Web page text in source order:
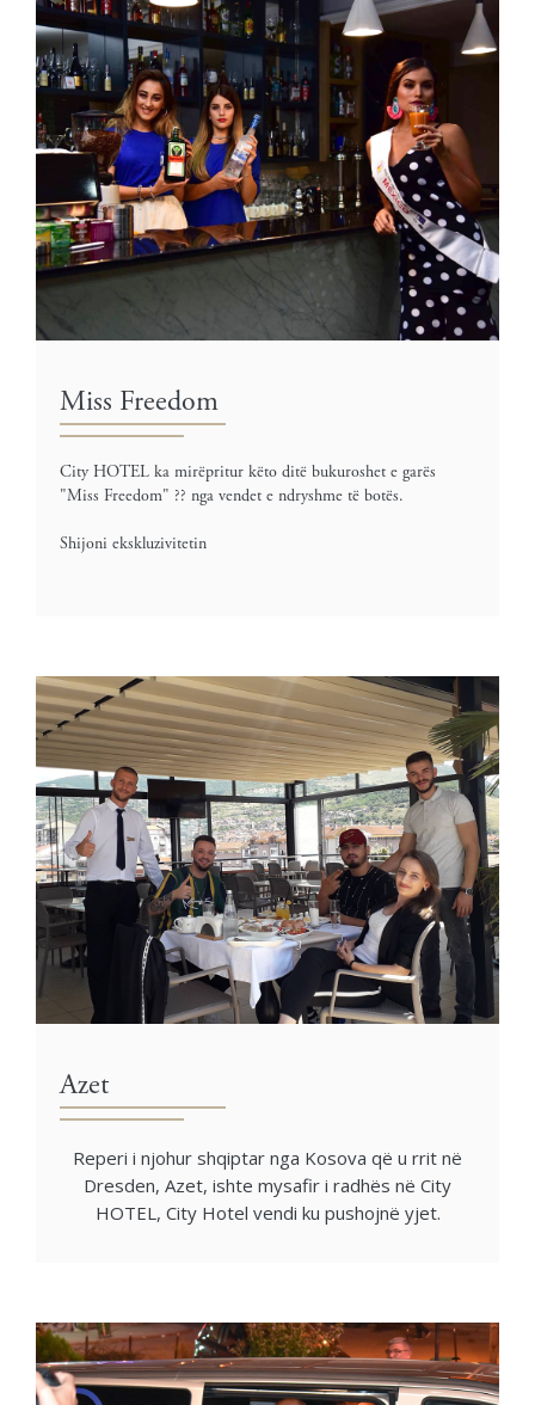
Miss Freedom
City HOTEL ka mirëpritur këto ditë bukuroshet e garës
"Miss Freedom" ?? nga vendet e ndryshme të botës.
Shijoni ekskluzivitetin
Azet
Reperi i njohur shqiptar nga Kosova që u rrit në
Dresden, Azet, ishte mysafir i radhës në City
HOTEL, City Hotel vendi ku pushojnë yjet.